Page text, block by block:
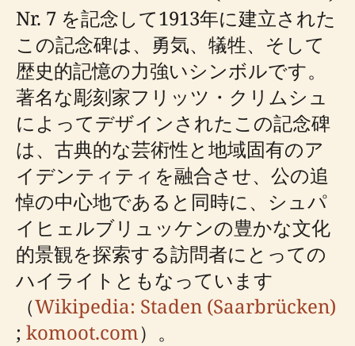
Nr. 7 を記念して1913年に建立された
この記念碑は、勇気、犠牲、そして
歴史的記憶の力強いシンボルです。
著名な彫刻家フリッツ・クリムシュ
によってデザインされたこの記念碑
は、古典的な芸術性と地域固有のア
イデンティティを融合させ、公の追
悼の中心地であると同時に、シュパ
イヒェルブリュッケンの豊かな文化
的景観を探索する訪問者にとっての
ハイライトともなっています
（Wikipedia: Staden (Saarbrücken)
; komoot.com）。